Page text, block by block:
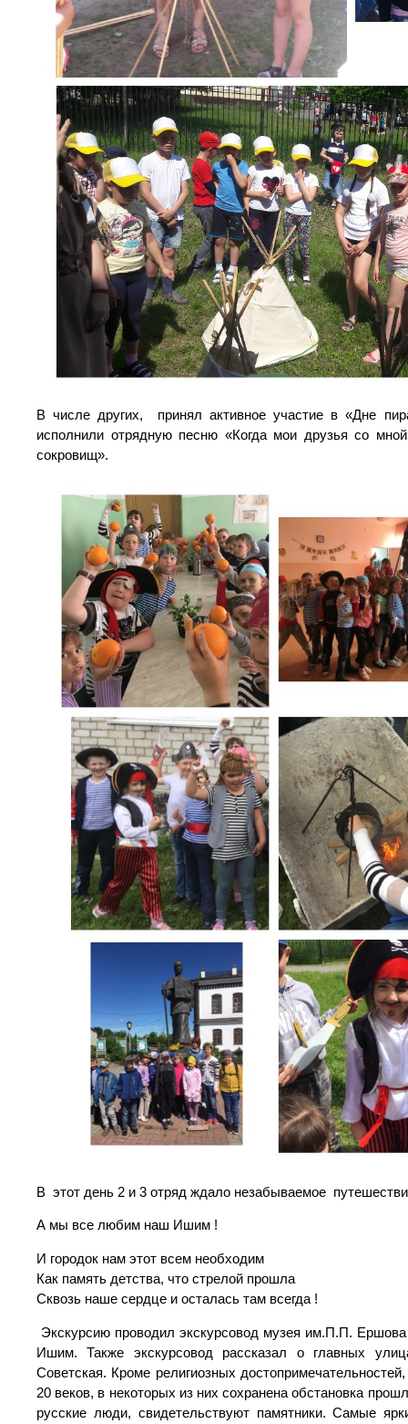
В числе других, принял активное участие в «Дне
исполнили отрядную песню «Когда мои друзья со
сокровищ».
В этот день 2 и 3 отряд ждало незабываемое
А мы все любим наш Ишим !
И городок нам этот всем необходим
Как память детства, что стрелой прошла
Сквозь наше сердце и осталась там всегда !
Экскурсию проводил экскурсовод музея им.П.П.
Ишим. Также экскурсовод рассказал о главных
Советская. Кроме религиозных
20 веков, в некоторых из них сохранена обстановка
русские люди, свидетельствуют памятники. Самые